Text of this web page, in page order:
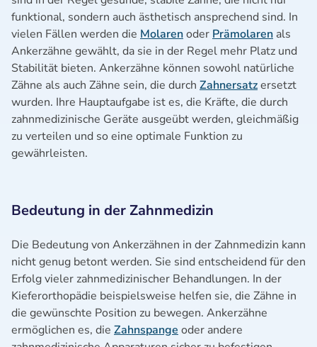
funktional, sondern auch ästhetisch ansprechend sind. In
vielen Fällen werden die Molarenoder Prämolaren als
Ankerzähne gewählt, da sie in der Regel mehr Platz und
Stabilität bieten. Ankerzähne können sowohl natürliche
Zähne als auch Zähne sein, die durch Zahnersatzersetzt
wurden. Ihre Hauptaufgabe ist es, die Kräfte, die durch
zahnmedizinische Geräte ausgeübt werden, gleichmäßig
zu verteilen und so eine optimale Funktion zu
gewährleisten.
Bedeutung in der Zahnmedizin
Die Bedeutung von Ankerzähnen in der Zahnmedizin kann
nicht genug betont werden. Sie sind entscheidend für den
Erfolg vieler zahnmedizinischer Behandlungen. In der
Kieferorthopädie beispielsweise helfen sie, die Zähne in
die gewünschte Position zu bewegen. Ankerzähne
ermöglichen es, die Zahnspange oder andere